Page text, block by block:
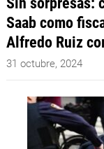
Saab como
Alfredo Ruiz
31 octubre, 2024